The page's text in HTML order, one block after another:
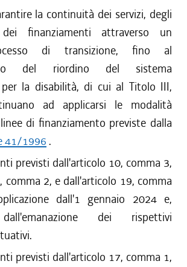
la continuità dei servizi, degli
finanziamenti attraverso un
di transizione, fino al
del riordino del sistema
per la disabilità, di cui al Titolo III,
ad applicarsi le modalità
di finanziamento previste dalla
41/1996 .
previsti dall'articolo 10, comma 3,
comma 2, e dall'articolo 19, comma
dall'1 gennaio 2024 e,
dei rispettivi
previsti dall'articolo 17, comma 1,